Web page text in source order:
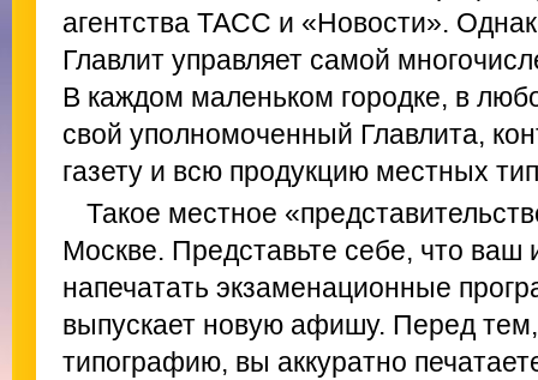
агентства ТАСС и «Новости».
Главлит управляет самой
В каждом маленьком городке, в
свой уполномоченный Главлита,
газету и всю продукцию местных
Такое местное
Москве. Представьте себе, что ваш
напечатать экзаменационные
выпускает новую афишу. Перед тем,
типографию, вы аккуратно